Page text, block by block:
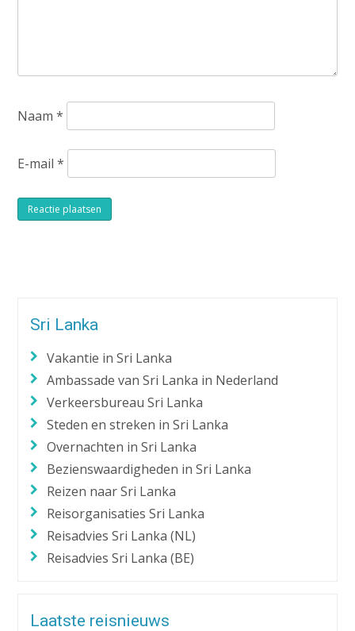
Naam*
E-mail*
Sri Lanka
Vakantie in Sri Lanka
Ambassade van Sri Lanka in Nederland
Verkeersbureau Sri Lanka
Steden en streken in Sri Lanka
Overnachten in Sri Lanka
Bezienswaardigheden in Sri Lanka
Reizen naar Sri Lanka
Reisorganisaties Sri Lanka
Reisadvies Sri Lanka (NL)
Reisadvies Sri Lanka (BE)
Laatste reisnieuws